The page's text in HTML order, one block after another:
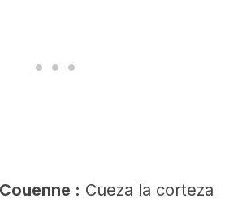
: Cueza la corteza